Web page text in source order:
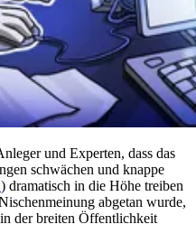
und Experten, dass das
schwächen und knappe
) dramatisch in die Höhe treiben
abgetan wurde,
der breiten Öffentlichkeit